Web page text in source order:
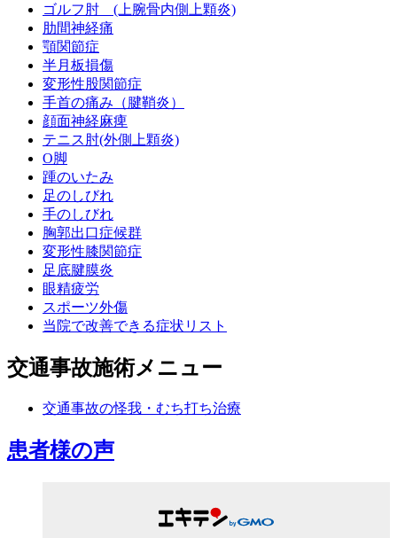
ゴルフ肘 (上腕骨内側上顆炎)
肋間神経痛
顎関節症
半月板損傷
変形性股関節症
手首の痛み（腱鞘炎）
顔面神経麻痺
テニス肘(外側上顆炎)
O脚
踵のいたみ
足のしびれ
手のしびれ
胸郭出口症候群
変形性膝関節症
足底腱膜炎
眼精疲労
スポーツ外傷
当院で改善できる症状リスト
交通事故施術メニュー
交通事故の怪我・むち打ち治療
患者様の声